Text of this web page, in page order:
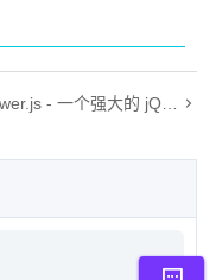
Viewer.js - 一个强大的 jQuery 图像查看插件